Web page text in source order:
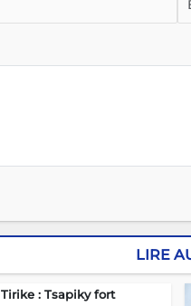
LIRE
Tirike : Tsapiky fort